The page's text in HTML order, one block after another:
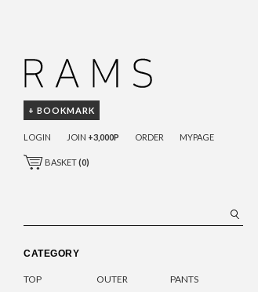
+ BOOKMARK
LOGIN JOIN +3,000P ORDER MYPAGE
BASKET(0)
CATEGORY
TOP OUTER
PANTS